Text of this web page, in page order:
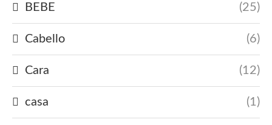
BEBE (25)
Cabello (6)
Cara (12)
casa (1)